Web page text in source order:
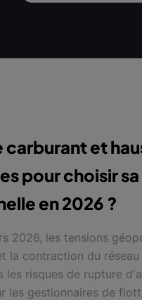
carburant et
pour choisir
en 2026 ?
2026, les tensions
la contraction du
les risques de rupture
les gestionnaires de